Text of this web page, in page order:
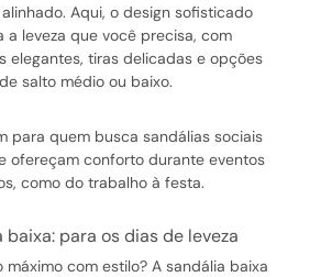
Aqui, o design sofisticado
a leveza que você precisa, com
elegantes, tiras delicadas e opções
de salto médio ou baixo.
para quem busca sandálias sociais
ofereçam conforto durante eventos
como do trabalho à festa.
baixa: para os dias de leveza
com estilo? A sandália baixa